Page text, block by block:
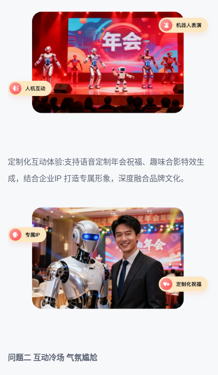
定制化互动体验:支持语音定制年会祝福、趣味合影特效生
成，结合企业IP 打造专属形象，深度融合品牌文化。
问题二 互动冷场 气氛尴尬